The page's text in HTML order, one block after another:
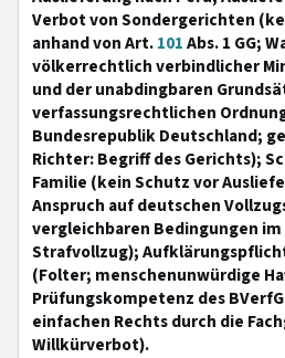
Verbot von Sondergerichten
anhand von Art.101Abs. 1 GG;
völkerrechtlich verbindlicher
und der unabdingbaren
verfassungsrechtlichen
Bundesrepublik Deutschland;
Richter: Begriff des Gerichts);
Familie (kein Schutz vor
Anspruch auf deutschen
vergleichbaren Bedingungen
Strafvollzug);
(Folter; menschenunwürdige
Prüfungskompetenz des
einfachen Rechts durch die
Willkürverbot).